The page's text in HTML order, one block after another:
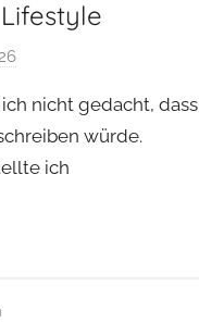
n
b
i
nicht gedacht, dass
würde.
ich